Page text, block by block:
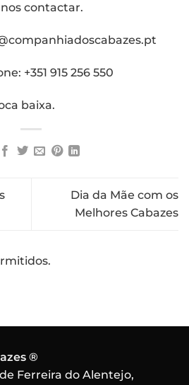
contactar.
+351 915 256 550
baixa.
Dia da Mãe com os
Melhores Cabazes
®
Ferreira do Alentejo,